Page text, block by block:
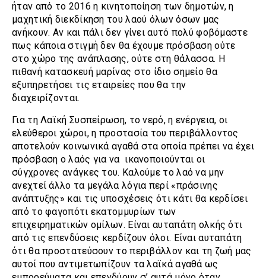
ήταν από το 2016 η κινητοποίηση των δημοτών, η
μαχητική διεκδίκηση του λαού όλων όσων μας
ανήκουν. Αν και πάλι δεν γίνει αυτό πολύ φοβόμαστε
πως κάποια στιγμή δεν θα έχουμε πρόσβαση ούτε
στο χώρο της ανάπλασης, ούτε στη θάλασσα. Η
πιθανή κατασκευή μαρίνας στο ίδιο σημείο θα
εξυπηρετήσει τις εταιρείες που θα την
διαχειρίζονται.
Για τη Λαϊκή Συσπείρωση, το νερό, η ενέργεια, οι
ελεύθεροι χώροι, η προστασία του περιβάλλοντος
αποτελούν κοινωνικά αγαθά στα οποία πρέπει να έχει
πρόσβαση ο λαός για να ικανοποιούνται οι
σύγχρονες ανάγκες του. Καλούμε το λαό να μην
ανεχτεί άλλο τα μεγάλα λόγια περί «πράσινης
ανάπτυξης» και τις υποσχέσεις ότι κάτι θα κερδίσει
από το φαγοπότι εκατομμυρίων των
επιχειρηματικών ομίλων. Είναι αυταπάτη ολκής ότι
από τις επενδύσεις κερδίζουν όλοι. Είναι αυταπάτη
ότι θα προστατεύσουν το περιβάλλον και τη ζωή μας
αυτοί που αντιμετωπίζουν τα λαϊκά αγαθά ως